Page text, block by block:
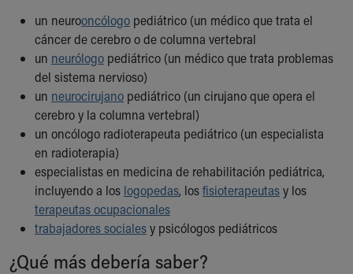
un neurooncólogo pediátrico (un médico que trata el
cáncer de cerebro o de columna vertebral
un neurólogo pediátrico (un médico que trata problemas
del sistema nervioso)
un neurocirujano pediátrico (un cirujano que opera el
cerebro y la columna vertebral)
un oncólogo radioterapeuta pediátrico (un especialista
en radioterapia)
especialistas en medicina de rehabilitación pediátrica,
incluyendo a los logopedas, losfisioterapeutasy los
terapeutas ocupacionales
trabajadores socialesy psicólogos pediátricos
¿Qué más debería saber?